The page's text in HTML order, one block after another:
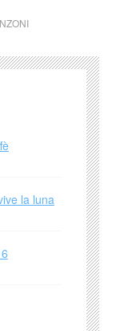
la luna